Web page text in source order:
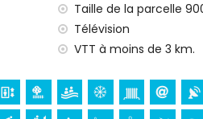
(San Bartolome, Pueblo,
et Javea) (à moins de 5
moins de 25 kilomètres de
Taille de la parcelle
Télévision
VTT à moins de 3 km.